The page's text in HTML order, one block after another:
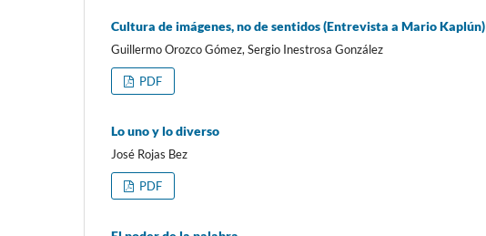
Cultura de imágenes, no de sentidos (Entrevista a Mario Kaplún)
Guillermo Orozco Gómez, Sergio Inestrosa González
PDF
Lo uno y lo diverso
José Rojas Bez
PDF